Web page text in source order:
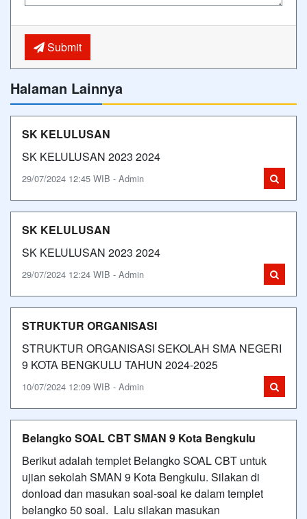
Submit
Halaman Lainnya
SK KELULUSAN
SK KELULUSAN 2023 2024
29/07/2024 12:45 WIB - Admin
SK KELULUSAN
SK KELULUSAN 2023 2024
29/07/2024 12:24 WIB - Admin
STRUKTUR ORGANISASI
STRUKTUR ORGANISASI SEKOLAH SMA NEGERI
9 KOTA BENGKULU TAHUN 2024-2025
10/07/2024 12:09 WIB - Admin
Belangko SOAL CBT SMAN 9 Kota Bengkulu
Berikut adalah templet Belangko SOAL CBT untuk
ujian sekolah SMAN 9 Kota Bengkulu. Silakan di
donload dan masukan soal-soal ke dalam templet
belangko 50 soal. Lalu silakan masukan